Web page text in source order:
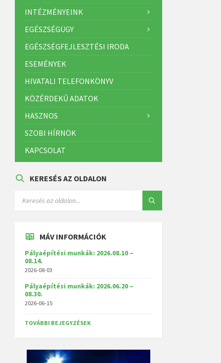
INTÉZMÉNYEINK
EGÉSZSÉGÜGY
EGÉSZSÉGFEJLESZTÉSI IRODA
ESEMÉNYEK
HIVATALI TELEFONKÖNYV
KÖZÉRDEKŰ ADATOK
HASZNOS
SZOBI HÍRNÖK
KAPCSOLAT
KERESÉS AZ OLDALON
MÁV INFORMÁCIÓK
Pályaépítési munkák: 2026.08.10 –
08.14.
2026-08-03
Pályaépítési munkák: 2026.06.20 –
08.30.
2026-06-15
TOVÁBBI BEJEGYZÉSEK